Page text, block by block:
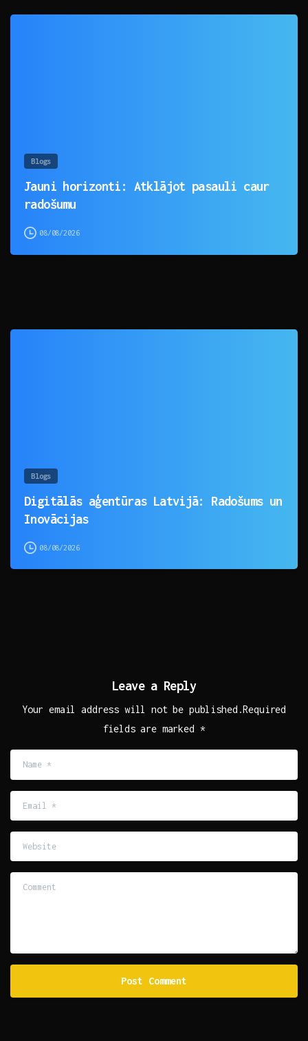
Blogs
Jauni horizonti: Atklājot pasauli caur
radošumu
08/08/2026
Blogs
Digitālās aģentūras Latvijā: Radošums un
Inovācijas
08/08/2026
Leave a Reply
Your email address will not be published.Required
fields are marked *
*
Website